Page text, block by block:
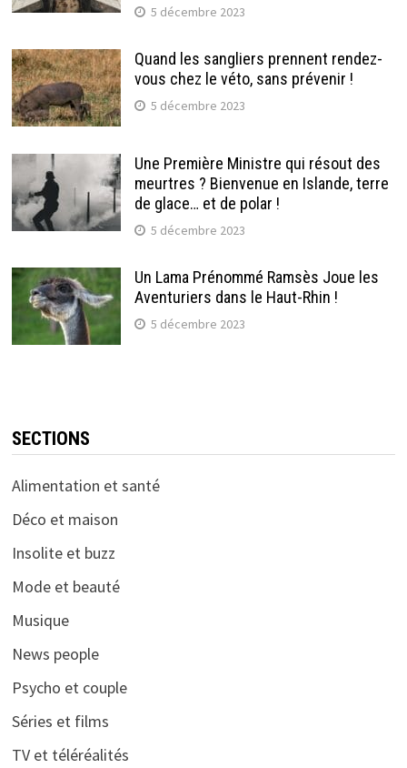
5 décembre 2023
Quand les sangliers prennent rendez-
vous chez le véto, sans prévenir !
5 décembre 2023
Une Première Ministre qui résout des
meurtres ? Bienvenue en Islande, terre
de glace… et de polar !
5 décembre 2023
Un Lama Prénommé Ramsès Joue les
Aventuriers dans le Haut-Rhin !
5 décembre 2023
SECTIONS
Alimentation et santé
Déco et maison
Insolite et buzz
Mode et beauté
Musique
News people
Psycho et couple
Séries et films
TV et téléréalités